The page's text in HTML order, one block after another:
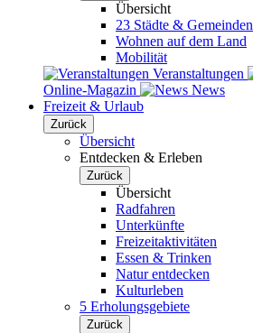
Übersicht
23 Städte & Gemeinden
Wohnen auf dem Land
Mobilität
Veranstaltungen
Online-Magazin
News
Freizeit & Urlaub
Zurück
Übersicht
Entdecken & Erleben
Zurück
Übersicht
Radfahren
Unterkünfte
Freizeitaktivitäten
Essen & Trinken
Natur entdecken
Kulturleben
5 Erholungsgebiete
Zurück